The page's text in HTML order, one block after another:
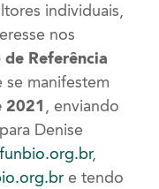
individuais,
nos
de Referência
se manifestem
2021 , enviando
Denise
,
e tendo